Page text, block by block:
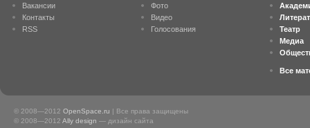
Вакансии
Контакты
RSS
Фото
Видео
Голосования
Театр
Медиа
Все
© 2008—2012 OpenSpace.ru | Все права защищены
© 2008—2012 Ally design — дизайн сайта